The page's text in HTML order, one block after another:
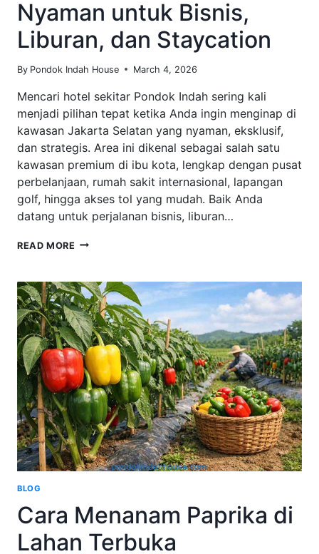
Nyaman untuk Bisnis,
Liburan, dan Staycation
By Pondok Indah House March 4, 2026
Mencari hotel sekitar Pondok Indah sering kali
menjadi pilihan tepat ketika Anda ingin menginap di
kawasan Jakarta Selatan yang nyaman, eksklusif,
dan strategis. Area ini dikenal sebagai salah satu
kawasan premium di ibu kota, lengkap dengan pusat
perbelanjaan, rumah sakit internasional, lapangan
golf, hingga akses tol yang mudah. Baik Anda
datang untuk perjalanan bisnis, liburan…
READ MORE HOTEL
INDAH:
REKOMENDASI
NYAMAN
UNTUK
BISNIS,
LIBURAN,
DAN
STAYCATION
BLOG
Cara Menanam Paprika di
Lahan Terbuka